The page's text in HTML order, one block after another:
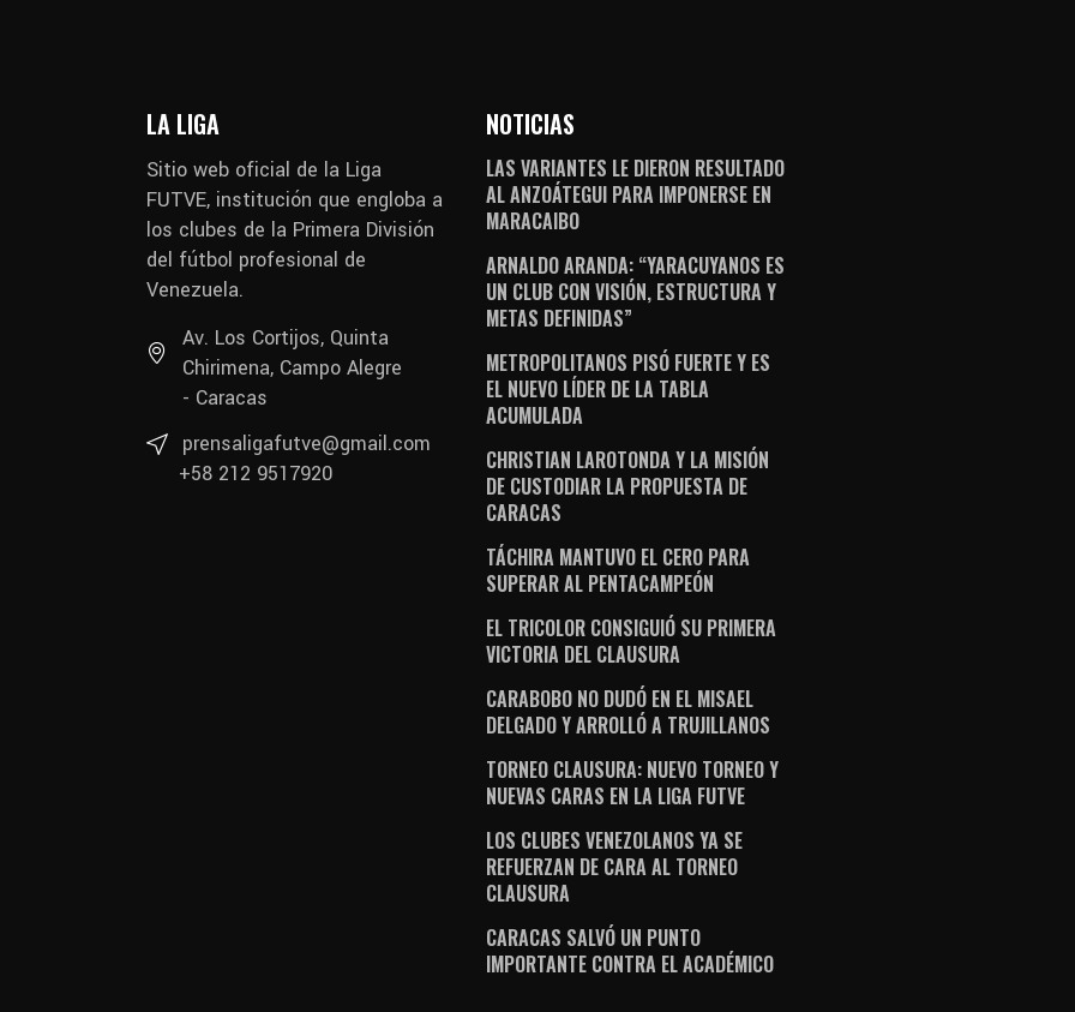
LA LIGA
Sitio web oficial de la Liga
FUTVE, institución que engloba a
los clubes de la Primera División
del fútbol profesional de
Venezuela.
Av. Los Cortijos, Quinta
Chirimena, Campo Alegre
- Caracas
prensaligafutve@gmail.com
+58 212 9517920
NOTICIAS
LAS VARIANTES LE DIERON RESULTADO
AL ANZOÁTEGUI PARA IMPONERSE EN
MARACAIBO
ARNALDO ARANDA: “YARACUYANOS ES
UN CLUB CON VISIÓN, ESTRUCTURA Y
METAS DEFINIDAS”
METROPOLITANOS PISÓ FUERTE Y ES
EL NUEVO LÍDER DE LA TABLA
ACUMULADA
CHRISTIAN LAROTONDA Y LA MISIÓN
DE CUSTODIAR LA PROPUESTA DE
CARACAS
TÁCHIRA MANTUVO EL CERO PARA
SUPERAR AL PENTACAMPEÓN
EL TRICOLOR CONSIGUIÓ SU PRIMERA
VICTORIA DEL CLAUSURA
CARABOBO NO DUDÓ EN EL MISAEL
DELGADO Y ARROLLÓ A TRUJILLANOS
TORNEO CLAUSURA: NUEVO TORNEO Y
NUEVAS CARAS EN LA LIGA FUTVE
LOS CLUBES VENEZOLANOS YA SE
REFUERZAN DE CARA AL TORNEO
CLAUSURA
CARACAS SALVÓ UN PUNTO
IMPORTANTE CONTRA EL ACADÉMICO